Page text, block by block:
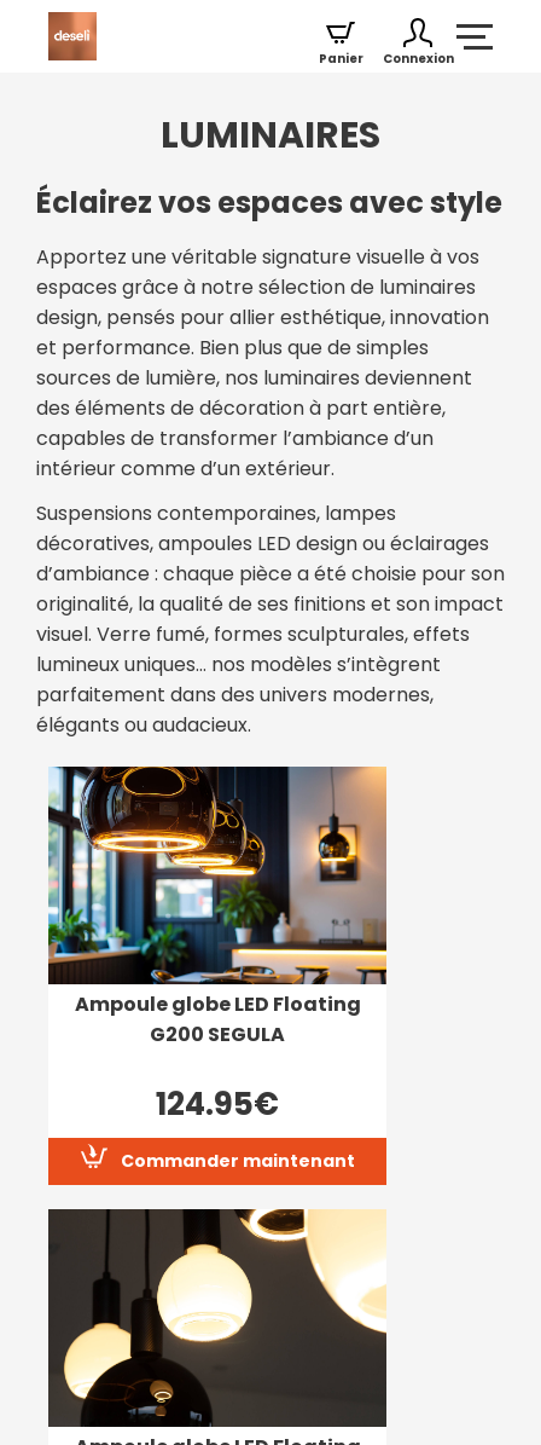
Connexion
Panier
LUMINAIRES
Éclairez vos espaces avec style
Apportez une véritable signature visuelle à vos
espaces grâce à notre sélection de luminaires
design, pensés pour allier esthétique, innovation
et performance. Bien plus que de simples
sources de lumière, nos luminaires deviennent
des éléments de décoration à part entière,
capables de transformer l’ambiance d’un
intérieur comme d’un extérieur.
Suspensions contemporaines, lampes
décoratives, ampoules LED design ou éclairages
d’ambiance : chaque pièce a été choisie pour son
originalité, la qualité de ses finitions et son impact
visuel. Verre fumé, formes sculpturales, effets
lumineux uniques… nos modèles s’intègrent
parfaitement dans des univers modernes,
élégants ou audacieux.
Ampoule globe LED Floating
G200 SEGULA
124.95€
Commander maintenant